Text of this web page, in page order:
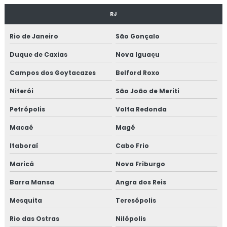
MANUTENÇÃO EM CALDEIRAS INDUSTRIAIS
EMPRESA DE MANUTENÇÃO DE MÁQUINAS
INDUSTRIAIS
MANUTENÇÃO MECÂNICA INDUSTRIAL
SERVIÇOS DE MANUTENÇÃO INDUSTRIAL
TÉCNICO DE MANUTENÇÃO INDUSTRIAL
CURSO MANUTENÇÃO INDUSTRIAL
MONTAGEM DE TUBULAÇÃO
MONTAGEM DE TUBULAÇÃO INDUSTRIAL
CUSTO DE MONTAGEM DE TUBULAÇÃO
INDUSTRIAL
EMPRESA DE MONTAGEM DE TUBULAÇÃO
RJ
Rio de Janeiro São Gonçalo
Duque de Caxias Nova Iguaçu
Campos dos Goytacazes Belford Roxo
Niterói São João de Meriti
Petrópolis Volta Redonda
Macaé Magé
Itaboraí Cabo Frio
Maricá Nova Friburgo
Barra Mansa Angra dos Reis
Mesquita Teresópolis
Rio das Ostras Nilópolis